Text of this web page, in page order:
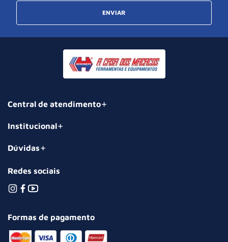
ENVIAR
Central de atendimento
Institucional
Dúvidas
Redes sociais
Formas de pagamento